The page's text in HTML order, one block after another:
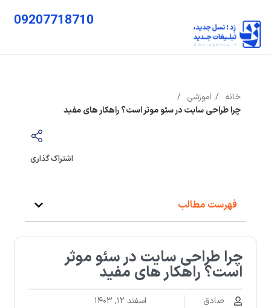
09207718710
خانه
اموزشی
چرا طراحی سایت در سئو موثر است؟ راهکار های مفید
اشتراک گذاری
فهرست مطالب
چرا طراحی سایت در سئو موثر
است؟ راهکار های مفید
صادق اسفند ۱۲, ۱۴۰۳